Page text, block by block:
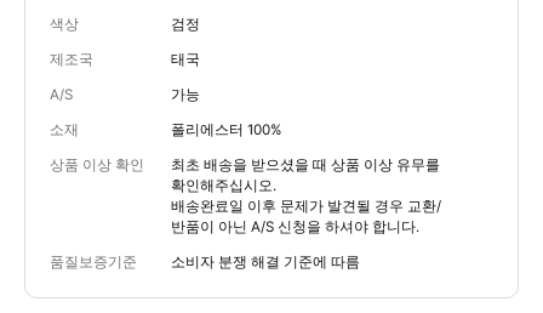
색상 검정
제조국 태국
A/S 가능
소재 폴리에스터 100%
상품 이상 확인
최초 배송을 받으셨을 때 상품 이상 유무를
확인해주십시오.
배송완료일 이후 문제가 발견될 경우 교환/
반품이 아닌 A/S 신청을 하셔야 합니다.
품질보증기준 소비자 분쟁 해결 기준에 따름